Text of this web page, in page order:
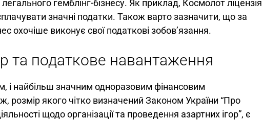
гемблінг-бізнесу. Як приклад, Космолот ліцензія
значні податки. Також варто зазначити, що за
охочіше виконує свої податкові зобов’язання.
та податкове навантаження
і найбільш значним одноразовим фінансовим
розмір якого чітко визначений Законом України “Про
щодо організації та проведення азартних ігор”, є